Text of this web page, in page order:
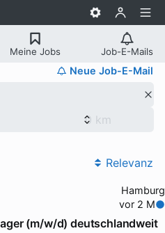
Meine Jobs Job-E-Mails
Neue Job-E-Mail
Relevanz
Hamburg
vor 2 M
(m/w/d) deutschlandweit